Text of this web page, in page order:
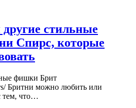
стильные
Спирс, которые
фишки Брит
Бритни можно любить или
тем, что…